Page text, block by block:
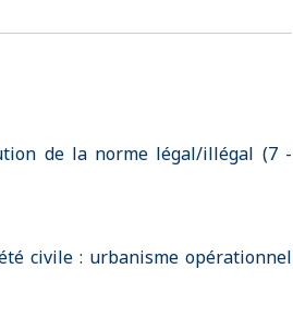
de la norme légal/illégal (7 -
civile : urbanisme opérationnel